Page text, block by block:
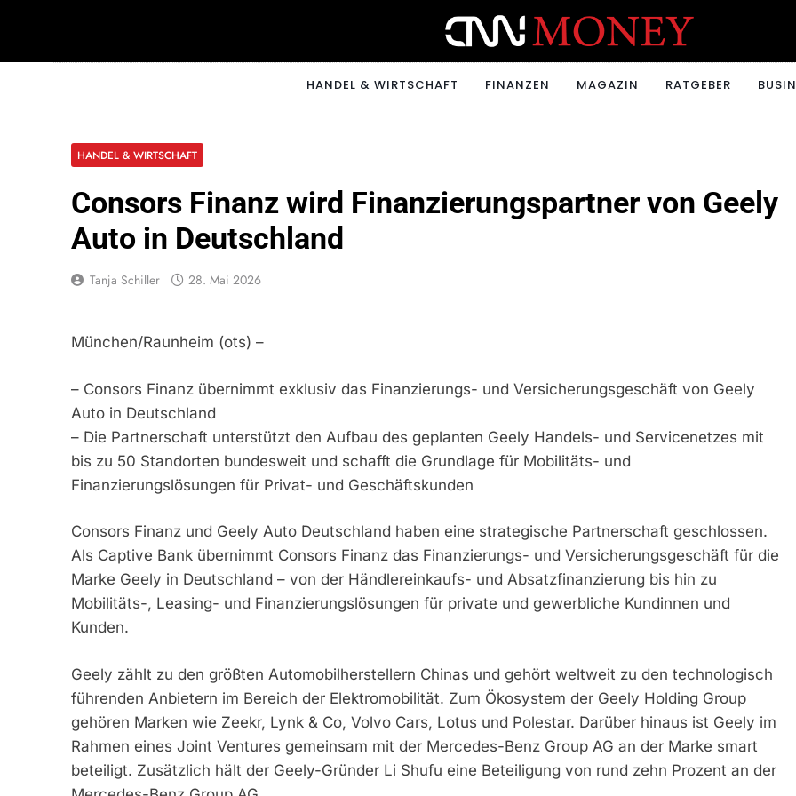
CNNMONEY.CH
HANDEL & WIRTSCHAFT FINANZEN MAGAZIN RATGEBER
HANDEL & WIRTSCHAFT
Consors Finanz wird Finanzierungspartner von Geely
Auto in Deutschland
Tanja Schiller 28. Mai 2026
München/Raunheim (ots) –
– Consors Finanz übernimmt exklusiv das Finanzierungs- und Versicherungsgeschäft von Geely
Auto in Deutschland
– Die Partnerschaft unterstützt den Aufbau des geplanten Geely Handels- und Servicenetzes mit
bis zu 50 Standorten bundesweit und schafft die Grundlage für Mobilitäts- und
Finanzierungslösungen für Privat- und Geschäftskunden
Consors Finanz und Geely Auto Deutschland haben eine strategische Partnerschaft geschlossen.
Als Captive Bank übernimmt Consors Finanz das Finanzierungs- und Versicherungsgeschäft für die
Marke Geely in Deutschland – von der Händlereinkaufs- und Absatzfinanzierung bis hin zu
Mobilitäts-, Leasing- und Finanzierungslösungen für private und gewerbliche Kundinnen und
Kunden.
Geely zählt zu den größten Automobilherstellern Chinas und gehört weltweit zu den technologisch
führenden Anbietern im Bereich der Elektromobilität. Zum Ökosystem der Geely Holding Group
gehören Marken wie Zeekr, Lynk & Co, Volvo Cars, Lotus und Polestar. Darüber hinaus ist Geely im
Rahmen eines Joint Ventures gemeinsam mit der Mercedes-Benz Group AG an der Marke smart
beteiligt. Zusätzlich hält der Geely-Gründer Li Shufu eine Beteiligung von rund zehn Prozent an der